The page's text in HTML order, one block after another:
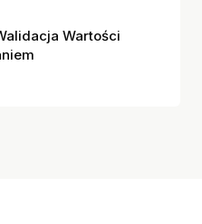
Wartości